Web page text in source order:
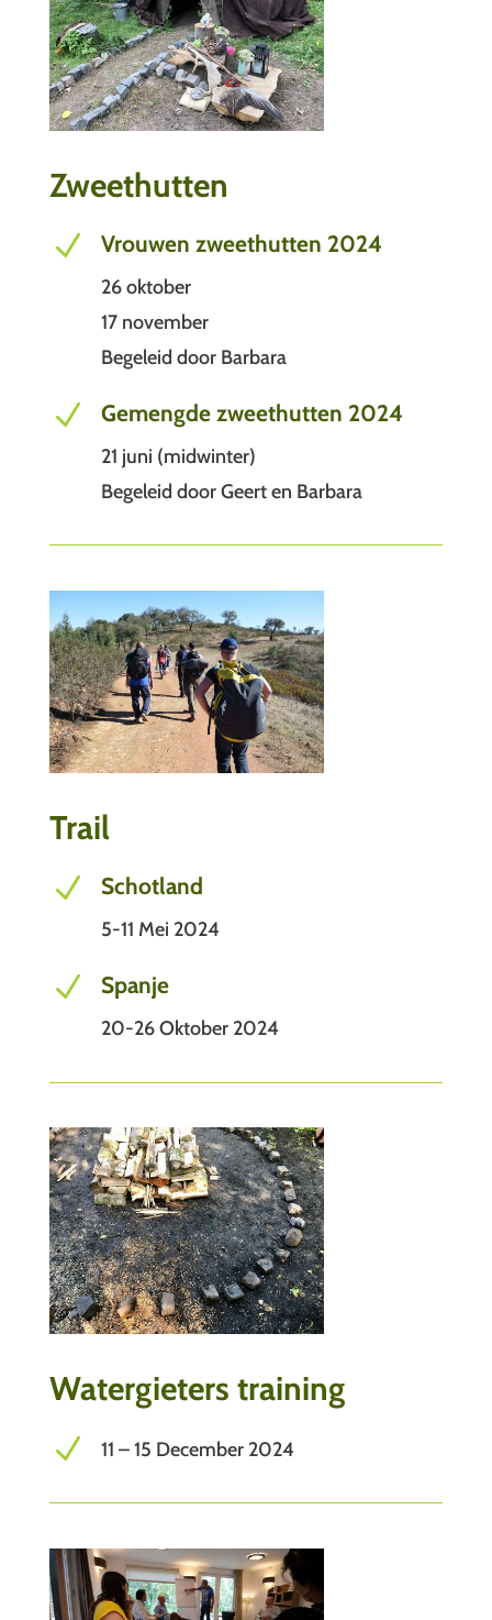
Zweethutten
N Vrouwen zweethutten 2024
26 oktober
17 november
Begeleid door Barbara
N Gemengde zweethutten 2024
21 juni (midwinter)
Begeleid door Geert en Barbara
Trail
N Schotland
5-11 Mei 2024
N Spanje
20-26 Oktober 2024
Watergieters training
N 11 – 15 December 2024